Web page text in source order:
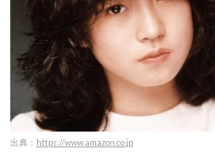
出典： https://www.amazon.co.jp